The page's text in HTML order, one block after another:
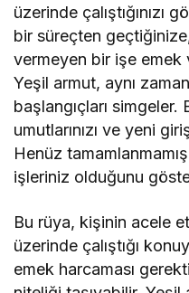
üzerinde çalıştığınızı
bir süreçten
vermeyen bir işe emek
Yeşil armut, aynı
başlangıçları
umutlarınızı ve yeni
Henüz
işleriniz olduğunu
Bu rüya, kişinin acele
üzerinde çalıştığı
emek harcaması